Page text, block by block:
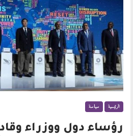
الرئيسية سياسة
رؤساء دول ووزراء